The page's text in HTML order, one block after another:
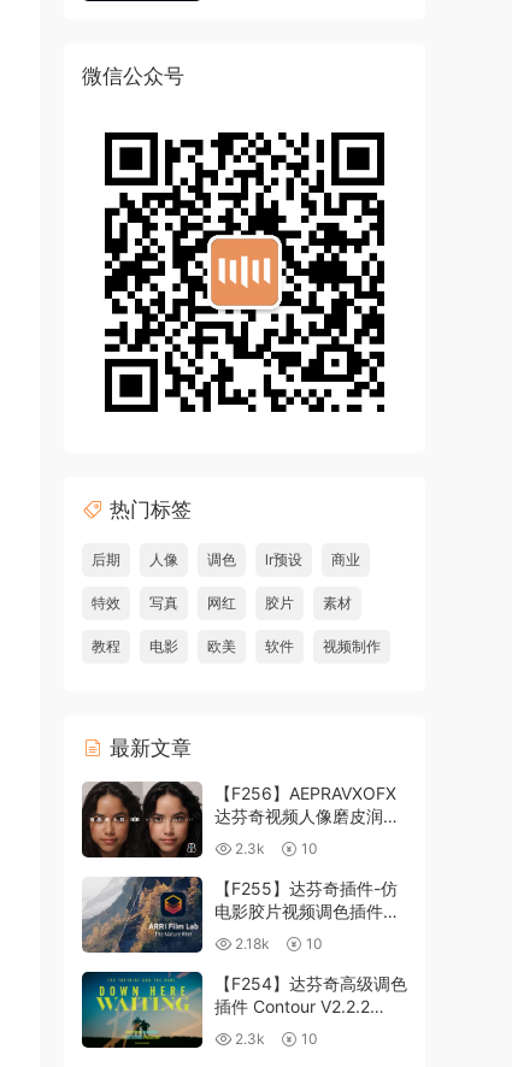
微信公众号
热门标签
后期 人像 调色 lr预设 商业
特效 写真 网红 胶片 素材
教程 电影 欧美 软件 视频制作
最新文章
【F256】AEPRAVXOFX
达芬奇视频人像磨皮润肤
美颜插件 Beauty Box
V6.0.3 Win
2.3k 10
【F255】达芬奇插件-仿
电影胶片视频调色插件
ARRI Film Lab 1.0.10 Win
2.18k 10
【F254】达芬奇高级调色
插件 Contour V2.2.2
WinMac 含使用教程
2.3k 10